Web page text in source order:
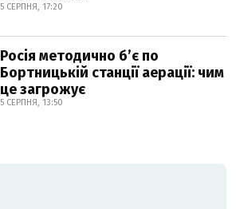
5 СЕРПНЯ, 17:20
Росія методично б’є по
Бортницькій станції аерації: чим
це загрожує
5 СЕРПНЯ, 13:50